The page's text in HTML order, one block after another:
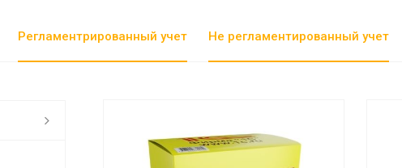
Регламентрированный учет Не регламентированный учет